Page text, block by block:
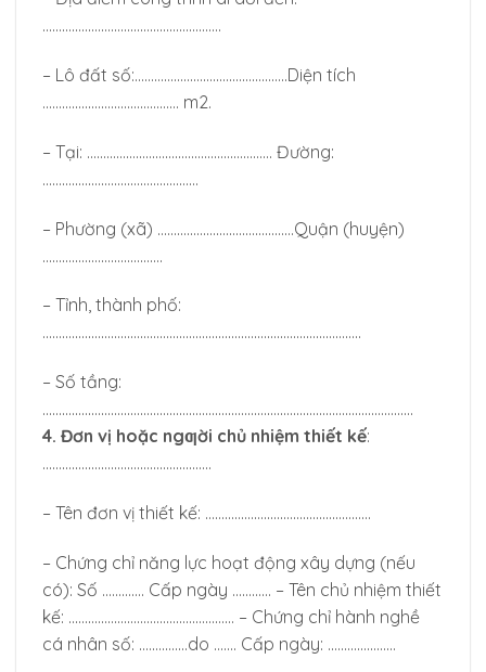
……………………………………………….
– Lô đất số:………………………………………..Diện tích
…………………………………… m2.
– Tại: ………………………………………………… Đường:
…………………………………………
– Phường (xã) ……………………………………Quận (huyện)
……………………………….
– Tỉnh, thành phố:
……………………………………………………………………………………..
– Số tầng:
……………………………………………………………………………………………………
4. Đơn vị hoặc ngƣời chủ nhiệm thiết kế:
…………………………………………….
– Tên đơn vị thiết kế: ……………………………………………
– Chứng chỉ năng lực hoạt động xây dựng (nếu
có): Số …………. Cấp ngày ………… – Tên chủ nhiệm thiết
kế: …………………………………………… – Chứng chỉ hành nghề
cá nhân số: ……………do ……. Cấp ngày: …………………